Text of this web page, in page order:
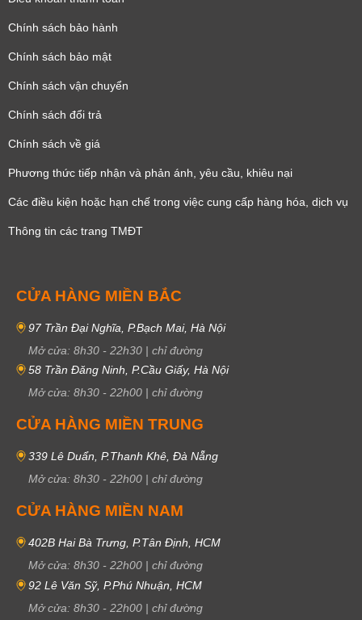
Chính sách bảo hành
Chính sách bảo mật
Chính sách vận chuyển
Chính sách đổi trả
Chính sách về giá
Phương thức tiếp nhận và phản ánh, yêu cầu, khiêu nại
Các điều kiện hoặc hạn chế trong việc cung cấp hàng hóa, dịch vụ
Thông tin các trang TMĐT
CỬA HÀNG MIỀN BẮC
97 Trần Đại Nghĩa, P.Bạch Mai, Hà Nội
Mở cửa: 8h30 - 22h30 | chỉ đường
58 Trần Đăng Ninh, P.Cầu Giấy, Hà Nội
Mở cửa: 8h30 - 22h00 | chỉ đường
CỬA HÀNG MIỀN TRUNG
339 Lê Duẩn, P.Thanh Khê, Đà Nẵng
Mở cửa: 8h30 - 22h00 | chỉ đường
CỬA HÀNG MIỀN NAM
402B Hai Bà Trưng, P.Tân Định, HCM
Mở cửa: 8h30 - 22h00 | chỉ đường
92 Lê Văn Sỹ, P.Phú Nhuận, HCM
Mở cửa: 8h30 - 22h00 | chỉ đường